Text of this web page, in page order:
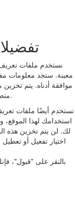
نستخدم ملفات تعريف
معينة. ستجد معلومات
موافقة أدناه. يتم
متصفحك لأنها أساسية لتمكين الوظائف الأساسية للموقع.
نستخدم أيضًا ملفات
استخدامك لهذا الموقع،
لك. لن يتم تخزين هذه
اختيار تفعيل أو
بالنقر على "قبول"،